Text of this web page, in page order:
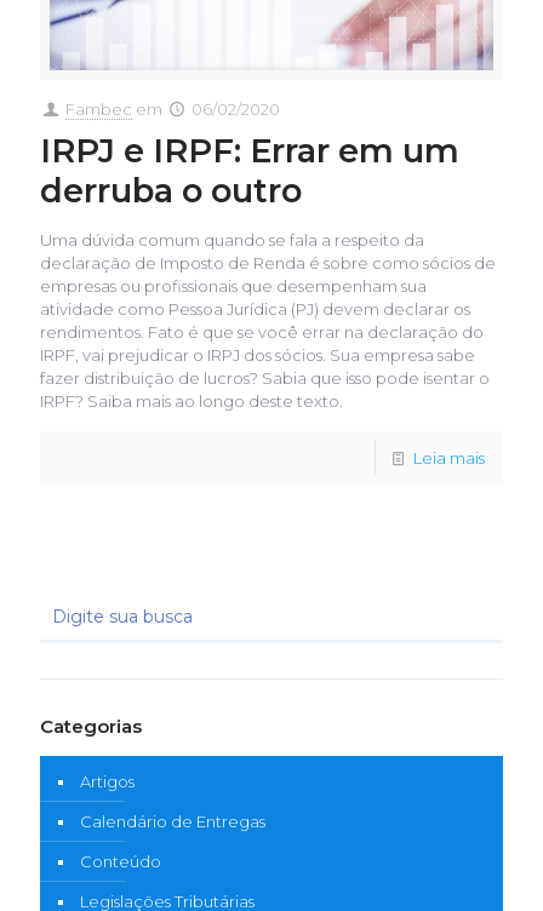
Fambec em 06/02/2020
IRPJ e IRPF: Errar em um
derruba o outro
Uma dúvida comum quando se fala a respeito da
declaração de Imposto de Renda é sobre como sócios de
empresas ou profissionais que desempenham sua
atividade como Pessoa Jurídica (PJ) devem declarar os
rendimentos. Fato é que se você errar na declaração do
IRPF, vai prejudicar o IRPJ dos sócios. Sua empresa sabe
fazer distribuição de lucros? Sabia que isso pode isentar o
IRPF? Saiba mais ao longo deste texto.
Leia mais
Categorias
Artigos
Calendário de Entregas
Conteúdo
Legislações Tributárias